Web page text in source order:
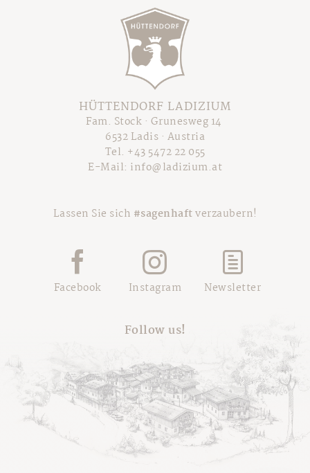
HÜTTENDORF LADIZIUM
Fam. Stock · Grunesweg 14
6532 Ladis · Austria
Tel. +43 5472 22 055
E-Mail: info@ladizium.at
Lassen Sie sich #sagenhaftverzaubern!
Facebook Instagram Newsletter
Follow us!